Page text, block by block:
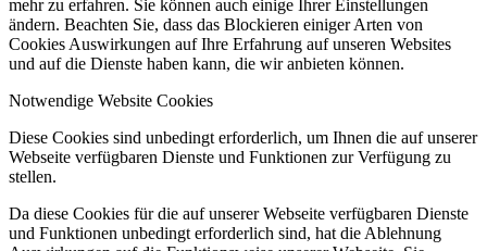
mehr zu erfahren. Sie können auch einige Ihrer Einstellungen
ändern. Beachten Sie, dass das Blockieren einiger Arten von
Cookies Auswirkungen auf Ihre Erfahrung auf unseren Websites
und auf die Dienste haben kann, die wir anbieten können.
Notwendige Website Cookies
Diese Cookies sind unbedingt erforderlich, um Ihnen die auf unserer
Webseite verfügbaren Dienste und Funktionen zur Verfügung zu
stellen.
Da diese Cookies für die auf unserer Webseite verfügbaren Dienste
und Funktionen unbedingt erforderlich sind, hat die Ablehnung